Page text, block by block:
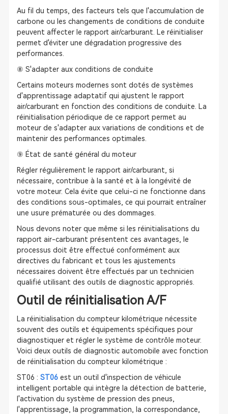
Au fil du temps, des facteurs tels que l'accumulation de
carbone ou les changements de conditions de conduite
peuvent affecter le rapport air/carburant. Le réinitialiser
permet d'éviter une dégradation progressive des
performances.
⑧ S'adapter aux conditions de conduite
Certains moteurs modernes sont dotés de systèmes
d'apprentissage adaptatif qui ajustent le rapport
air/carburant en fonction des conditions de conduite. La
réinitialisation périodique de ce rapport permet au
moteur de s'adapter aux variations de conditions et de
maintenir des performances optimales.
⑨ État de santé général du moteur
Régler régulièrement le rapport air/carburant, si
nécessaire, contribue à la santé et à la longévité de
votre moteur. Cela évite que celui-ci ne fonctionne dans
des conditions sous-optimales, ce qui pourrait entraîner
une usure prématurée ou des dommages.
Nous devons noter que même si les réinitialisations du
rapport air-carburant présentent ces avantages, le
processus doit être effectué conformément aux
directives du fabricant et tous les ajustements
nécessaires doivent être effectués par un technicien
qualifié utilisant des outils de diagnostic appropriés.
Outil de réinitialisation A/F
La réinitialisation du compteur kilométrique nécessite
souvent des outils et équipements spécifiques pour
diagnostiquer et régler le système de contrôle moteur.
Voici deux outils de diagnostic automobile avec fonction
de réinitialisation du compteur kilométrique :
ST06 : ST06est un outil d'inspection de véhicule
intelligent portable qui intègre la détection de batterie,
l'activation du système de pression des pneus,
l'apprentissage, la programmation, la correspondance,